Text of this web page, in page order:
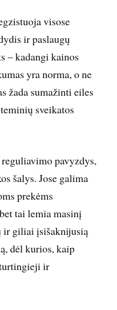
visose
ir paslaugų
– kadangi kainos
yra norma, o ne
žada sumažinti eiles
sveikatos
pavyzdys,
šalys. Jose galima
prekėms
tai lemia masinį
ir giliai įsišaknijusią
dėl kurios, kaip
ir